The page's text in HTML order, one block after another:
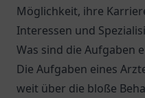
Möglichkeit, ihre
Interessen und
Was sind die Aufgaben
Die Aufgaben eines
weit über die bloße